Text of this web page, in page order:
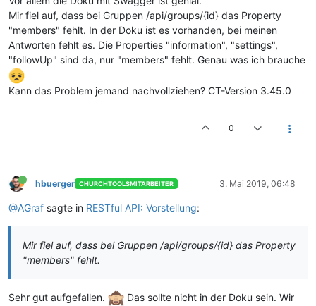
Mir fiel auf, dass bei Gruppen /api/groups/{id} das Property
"members" fehlt. In der Doku ist es vorhanden, bei meinen
Antworten fehlt es. Die Properties "information", "settings",
"followUp" sind da, nur "members" fehlt. Genau was ich brauche
Kann das Problem jemand nachvollziehen? CT-Version 3.45.0
0
hbuerger CHURCHTOOLSMITARBEITER 3. Mai 2019, 06:48
@AGraf sagte in RESTful API: Vorstellung:
Mir fiel auf, dass bei Gruppen /api/groups/{id} das Property
"members" fehlt.
Sehr gut aufgefallen.
Das sollte nicht in der Doku sein. Wir